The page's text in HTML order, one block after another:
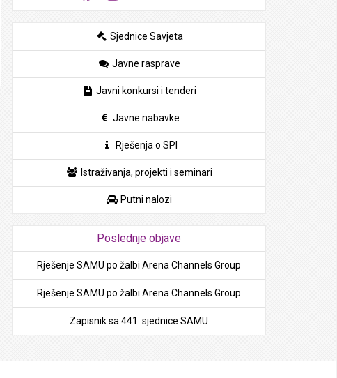
Sjednice Savjeta
Javne rasprave
Javni konkursi i tenderi
Javne nabavke
Rješenja o SPI
Istraživanja, projekti i seminari
Putni nalozi
Poslednje objave
Rješenje SAMU po žalbi Arena Channels Group
Rješenje SAMU po žalbi Arena Channels Group
Zapisnik sa 441. sjednice SAMU